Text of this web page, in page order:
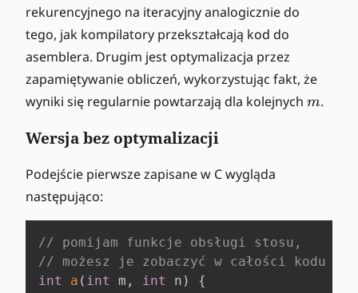
rekurencyjnego na iteracyjny analogicznie do
tego, jak kompilatory przekształcają kod do
asemblera. Drugim jest optymalizacja przez
zapamiętywanie obliczeń, wykorzystując fakt, że
wyniki się regularnie powtarzają dla kolejnych m
m.
Wersja bez optymalizacji
Podejście pierwsze zapisane w C wygląda
następująco:
// pomijam funkcje obsługi stosu,
// możesz je zobaczyć w całości kodu na
int
a ( int m , int n )
{